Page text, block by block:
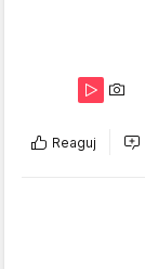
Reaguj